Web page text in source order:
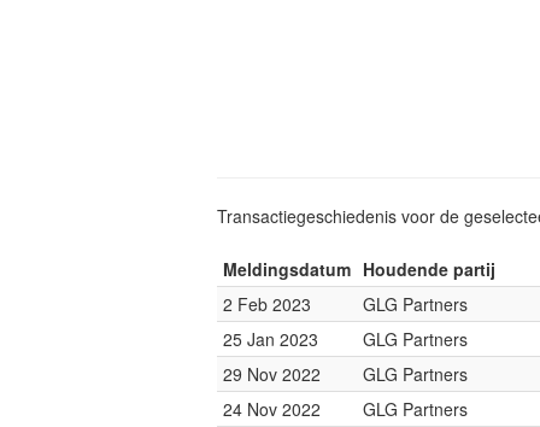
Transactiegeschiedenis voor de
Meldingsdatum Houdende partij
2 Feb 2023
GLG Partners
25 Jan 2023
GLG Partners
29 Nov 2022
GLG Partners
24 Nov 2022
GLG Partners